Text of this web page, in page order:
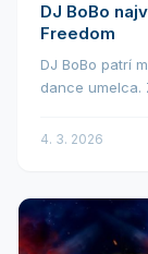
DJ BoBo
Freedom
DJ BoBo patrí
dance umelca.
Niektoré z nich
4. 3. 2026